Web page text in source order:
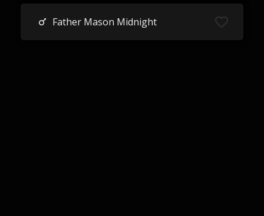
Father Mason Midnight